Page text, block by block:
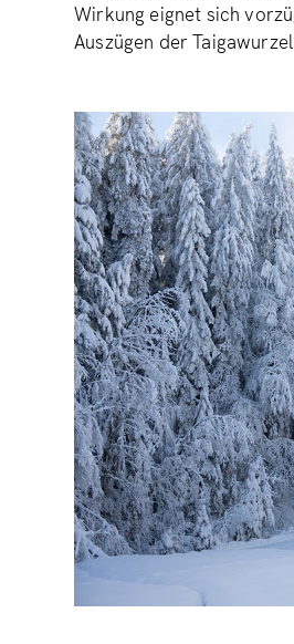
Wirkung eignet sich
Auszügen der